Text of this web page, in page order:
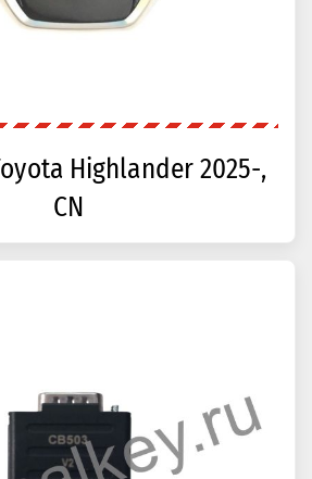
Highlander 2025-,
CN